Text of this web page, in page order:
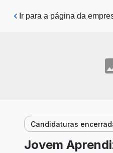
Pular para o conteúdo
Ir para a página da
Candidaturas
Jovem